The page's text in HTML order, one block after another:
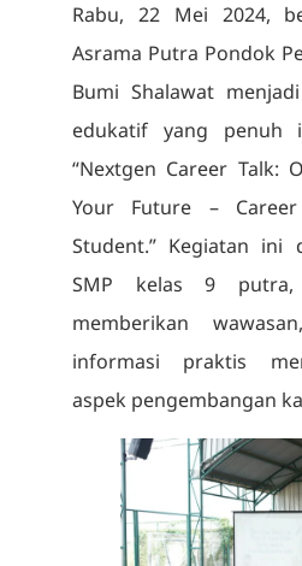
Rabu, 22 Mei 2024,
Asrama Putra Pondok
Bumi Shalawat
edukatif yang penuh
“Nextgen Career Talk:
Your Future –
Student.” Kegiatan ini
SMP kelas 9 putra,
memberikan
informasi praktis
aspek pengembangan